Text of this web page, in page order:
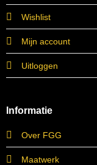
Wishlist
Mijn account
Uitloggen
Informatie
Over FGG
Maatwerk